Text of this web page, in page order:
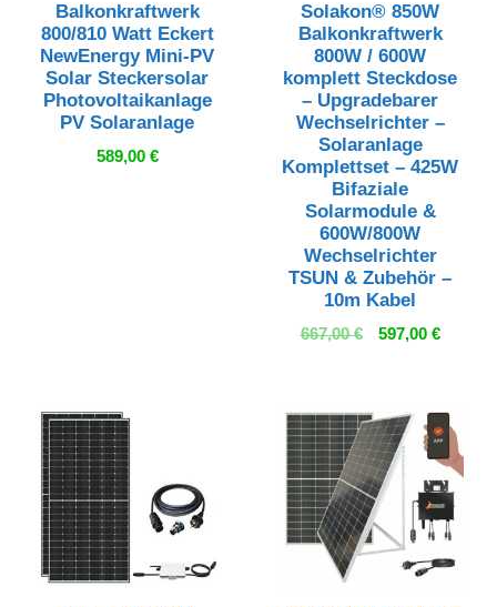
Balkonkraftwerk
800/810 Watt Eckert
NewEnergy Mini-PV
Solar Steckersolar
Photovoltaikanlage
PV Solaranlage
589,00 €
Solakon® 850W
Balkonkraftwerk
800W / 600W
komplett Steckdose
– Upgradebarer
Wechselrichter –
Solaranlage
Komplettset – 425W
Bifaziale
Solarmodule &
600W/800W
Wechselrichter
TSUN & Zubehör –
10m Kabel
667,00€
Ursprünglicher
597,00 €